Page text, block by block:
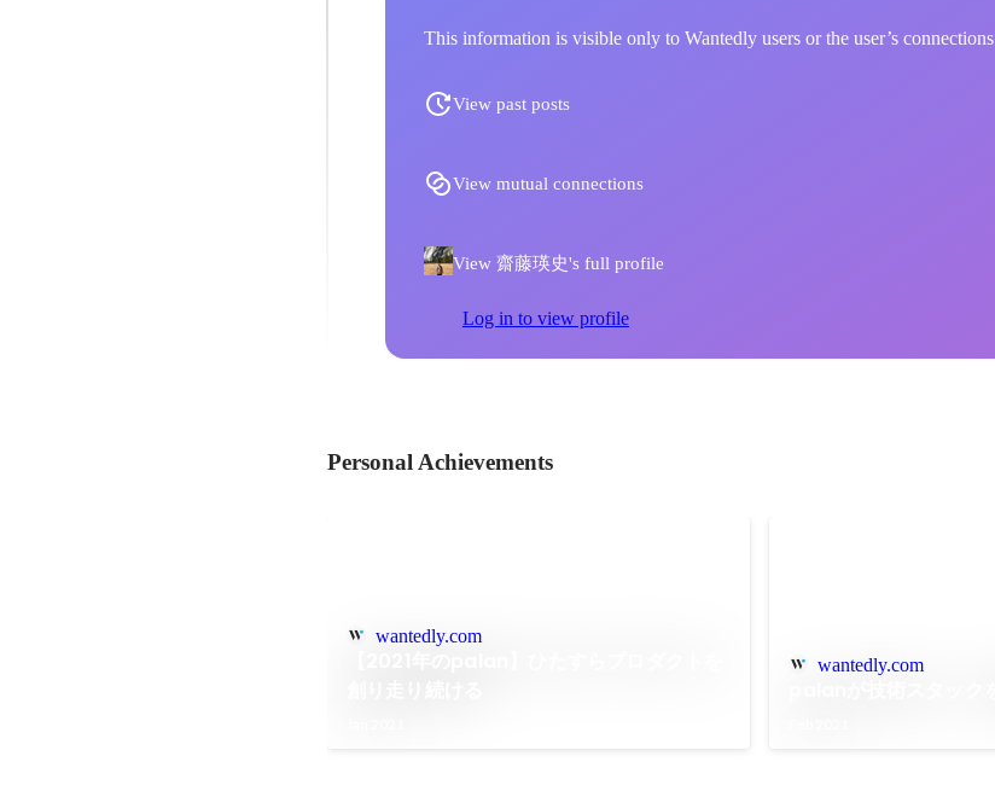
This information is visible only to Wantedly users or the user’s connections
View past posts
View mutual connections
View 齋藤瑛史's full profile
Log in to view profile
Personal Achievements
wantedly.com
wantedly.com